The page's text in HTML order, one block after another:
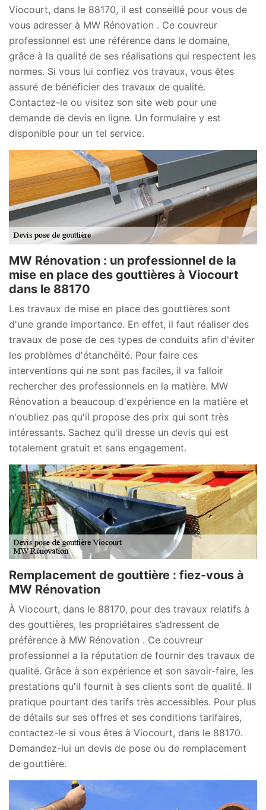
Viocourt, dans le 88170, il est conseillé pour vous de
vous adresser à MW Rénovation . Ce couvreur
professionnel est une référence dans le domaine,
grâce à la qualité de ses réalisations qui respectent les
normes. Si vous lui confiez vos travaux, vous êtes
assuré de bénéficier des travaux de qualité.
Contactez-le ou visitez son site web pour une
demande de devis en ligne. Un formulaire y est
disponible pour un tel service.
MW Rénovation : un professionnel de la
mise en place des gouttières à Viocourt
dans le 88170
Les travaux de mise en place des gouttières sont
d'une grande importance. En effet, il faut réaliser des
travaux de pose de ces types de conduits afin d'éviter
les problèmes d'étanchéité. Pour faire ces
interventions qui ne sont pas faciles, il va falloir
rechercher des professionnels en la matière. MW
Rénovation a beaucoup d'expérience en la matière et
n'oubliez pas qu'il propose des prix qui sont très
intéressants. Sachez qu'il dresse un devis qui est
totalement gratuit et sans engagement.
Remplacement de gouttière : fiez-vous à
MW Rénovation
À Viocourt, dans le 88170, pour des travaux relatifs à
des gouttières, les propriétaires s’adressent de
préférence à MW Rénovation . Ce couvreur
professionnel a la réputation de fournir des travaux de
qualité. Grâce à son expérience et son savoir-faire, les
prestations qu'il fournit à ses clients sont de qualité. Il
pratique pourtant des tarifs très accessibles. Pour plus
de détails sur ses offres et ses conditions tarifaires,
contactez-le si vous êtes à Viocourt, dans le 88170.
Demandez-lui un devis de pose ou de remplacement
de gouttière.